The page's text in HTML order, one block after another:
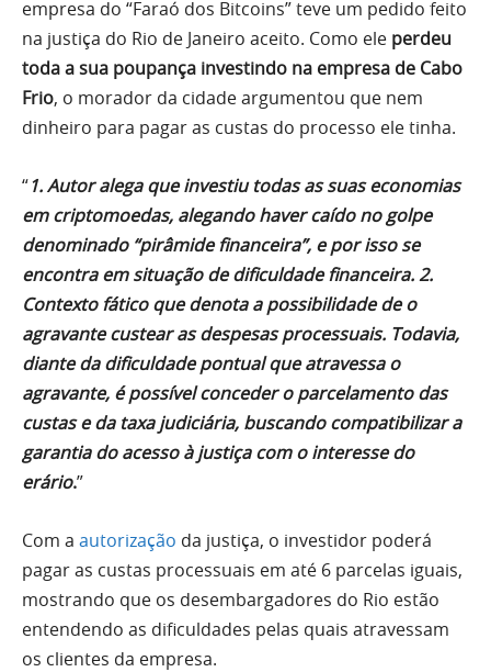
empresa do “Faraó dos Bitcoins” teve um pedido feito
na justiça do Rio de Janeiro aceito. Como ele perdeu
toda a sua poupança investindo na empresa de Cabo
Frio, o morador da cidade argumentou que nem
dinheiro para pagar as custas do processo ele tinha.
“1. Autor alega que investiu todas as suas economias
em criptomoedas, alegando haver caído no golpe
denominado “pirâmide financeira”, e por isso se
encontra em situação dedificuldade financeira. 2.
Contexto fático que denota a possibilidade de o
agravante custear as despesas processuais. Todavia,
diante da dificuldade pontual que atravessa o
agravante, é possível conceder o parcelamento das
custas e da taxa judiciária, buscando compatibilizar a
garantia do acesso à justiça com o interesse do
erário.”
Com a autorização da justiça, o investidor poderá
pagar as custas processuais em até 6 parcelas iguais,
mostrando que os desembargadores do Rio estão
entendendo as dificuldades pelas quais atravessam
os clientes da empresa.